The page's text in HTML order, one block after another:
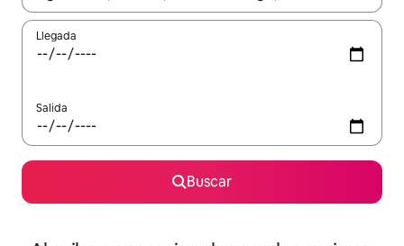
Llegada
Salida
Buscar